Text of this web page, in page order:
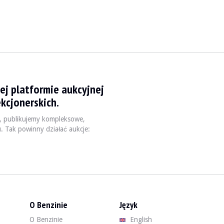
to potężny silnik V8 o pojemności 5,5
platformie aukcyjnej
publikujemy kompleksowe,
Tak powinny działać aukcje:
O Benzinie
O Benzinie
Język
English